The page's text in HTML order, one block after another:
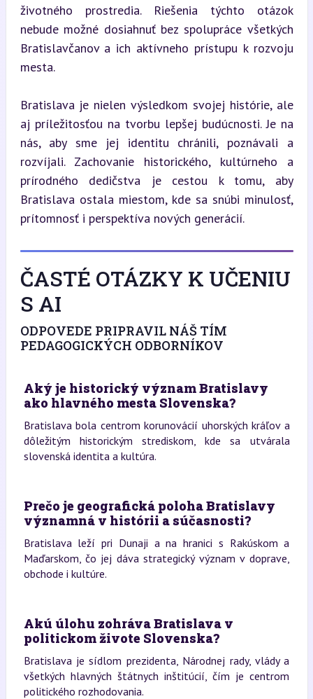
životného prostredia. Riešenia týchto otázok
nebude možné dosiahnuť bez spolupráce všetkých
Bratislavčanov a ich aktívneho prístupu k rozvoju
mesta.
Bratislava je nielen výsledkom svojej histórie, ale
aj príležitosťou na tvorbu lepšej budúcnosti. Je na
nás, aby sme jej identitu chránili, poznávali a
rozvíjali. Zachovanie historického, kultúrneho a
prírodného dedičstva je cestou k tomu, aby
Bratislava ostala miestom, kde sa snúbi minulosť,
prítomnosť i perspektíva nových generácií.
ČASTÉ OTÁZKY K UČENIU
S AI
ODPOVEDE PRIPRAVIL NÁŠ TÍM
PEDAGOGICKÝCH ODBORNÍKOV
Aký je historický význam Bratislavy
ako hlavného mesta Slovenska?
Bratislava bola centrom korunovácií uhorských kráľov a
dôležitým historickým strediskom, kde sa utvárala
slovenská identita a kultúra.
Prečo je geografická poloha Bratislavy
významná v histórii a súčasnosti?
Bratislava leží pri Dunaji a na hranici s Rakúskom a
Maďarskom, čo jej dáva strategický význam v doprave,
obchode i kultúre.
Akú úlohu zohráva Bratislava v
politickom živote Slovenska?
Bratislava je sídlom prezidenta, Národnej rady, vlády a
všetkých hlavných štátnych inštitúcií, čím je centrom
politického rozhodovania.